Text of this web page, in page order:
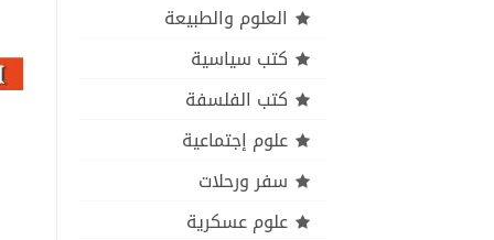
العلوم والطبيعة
كتب سياسية
كتب الفلسفة
علوم إجتماعية
سفر ورحلات
علوم عسكرية